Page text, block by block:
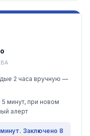
2 часа вручную —
минут, при новом
алерт
Заключено 8